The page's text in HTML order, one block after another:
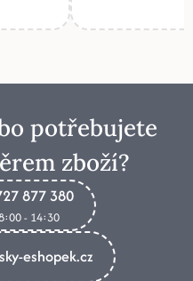
potřebujete
zboží?
877 380
- 14:30
eshopek.cz